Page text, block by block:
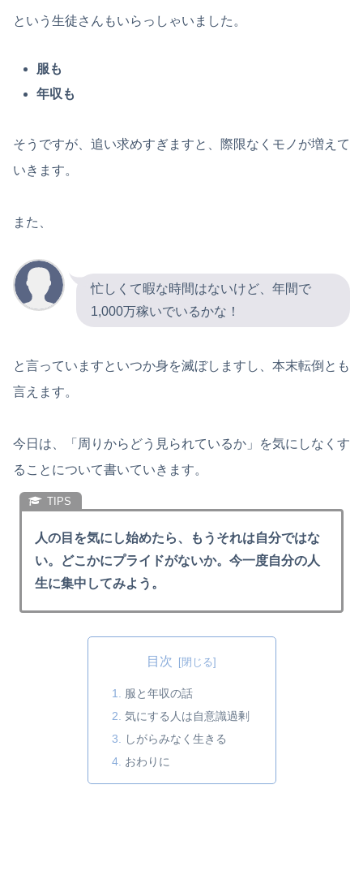
という生徒さんもいらっしゃいました。
服も
年収も
そうですが、追い求めすぎますと、際限なくモノが増えて
いきます。
また、
忙しくて暇な時間はないけど、年間で
1,000万稼いでいるかな！
と言っていますといつか身を滅ぼしますし、本末転倒とも
言えます。
今日は、「周りからどう見られているか」を気にしなくす
ることについて書いていきます。
人の目を気にし始めたら、もうそれは自分ではな
い。どこかにプライドがないか。今一度自分の人
生に集中してみよう。
目次
服と年収の話
気にする人は自意識過剰
しがらみなく生きる
おわりに